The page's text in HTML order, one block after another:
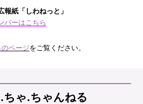
報紙「しわねっと」
バーはこちら
のページをご覧ください。
ゃ.ちゃんねる